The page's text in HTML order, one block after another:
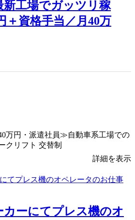
新工場でガッツリ稼
＋資格手当／月40万
万円・派遣社員≫自動車系工場での
クリフト 交替制
詳細を表示
カーにてプレス機のオ